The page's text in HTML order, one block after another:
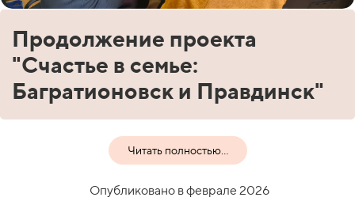
Продолжение проекта
"Счастье в семье:
Багратионовск и Правдинск"
Читать полностью...
Опубликовано в феврале 2026